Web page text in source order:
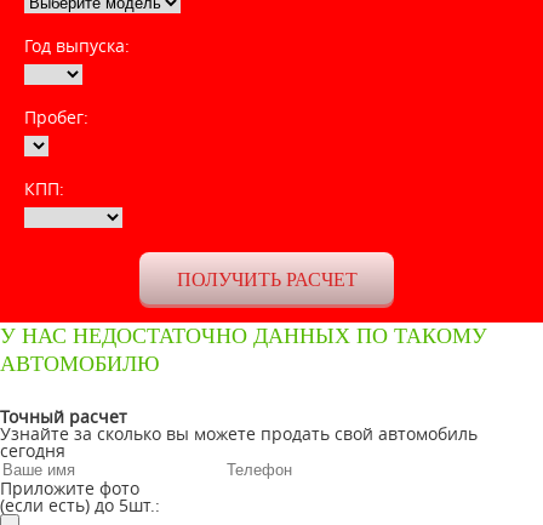
Год выпуска:
Пробег:
КПП:
У НАС НЕДОСТАТОЧНО ДАННЫХ ПО ТАКОМУ
АВТОМОБИЛЮ
Точный расчет
Узнайте за сколько вы можете продать свой автомобиль
сегодня
Приложите фото
(если есть) до 5шт.: